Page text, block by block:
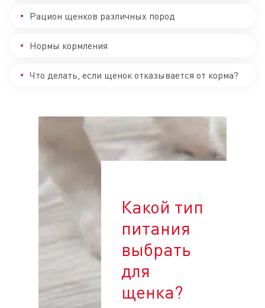
Рацион щенков различных пород
Нормы кормления
Что делать, если щенок отказывается от корма?
Какой тип
питания
выбрать
для
щенка?